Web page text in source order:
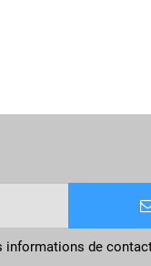
informations de